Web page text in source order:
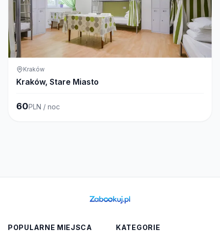
Kraków
Kraków, Stare Miasto
60PLN / noc
POPULARNE MIEJSCA KATEGORIE